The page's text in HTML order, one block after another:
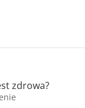
zdrowa?